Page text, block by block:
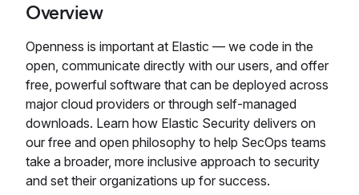
Overview
Openness is important at Elastic — we code in the
open, communicate directly with our users, and offer
free, powerful software that can be deployed across
major cloud providers or through self-managed
downloads. Learn how Elastic Security delivers on
our free and open philosophy to help SecOps teams
take a broader, more inclusive approach to security
and set their organizations up for success.